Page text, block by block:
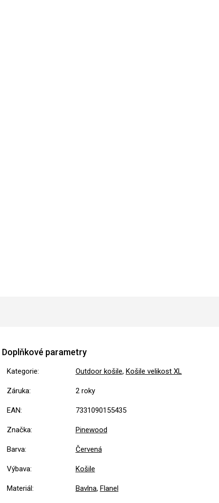
Doplňkové parametry
Kategorie: Outdoor košile, Košile velikost XL
Záruka: 2 roky
EAN: 7331090155435
Značka: Pinewood
Barva: Červená
Výbava: Košile
Materiál: Bavlna, Flanel